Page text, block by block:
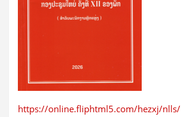
https://online.fliphtml5.com/hezxj/nlls/